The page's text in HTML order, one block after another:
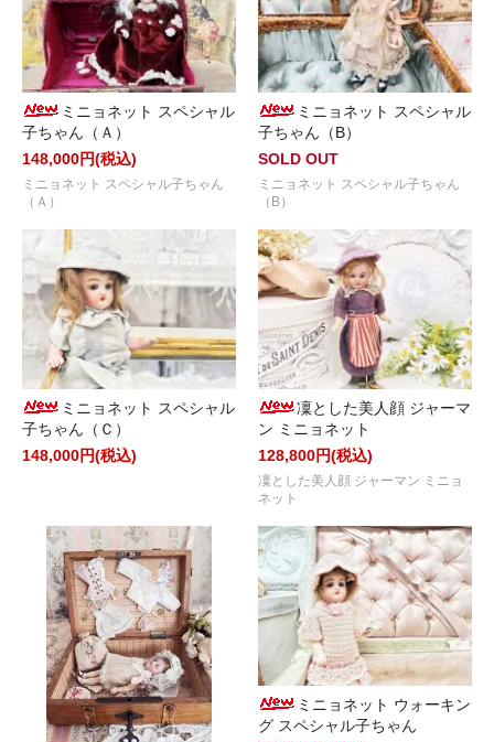
ミニョネット スペシャル
子ちゃん（Ａ）
148,000円(税込)
ミニョネット スペシャル子ちゃん
（Ａ）
ミニョネット スペシャル
子ちゃん（B）
SOLD OUT
ミニョネット スペシャル子ちゃん
（B）
ミニョネット スペシャル
子ちゃん（Ｃ）
148,000円(税込)
凜とした美人顔 ジャーマ
ン ミニョネット
128,800円(税込)
凜とした美人顔 ジャーマン ミニョ
ネット
ミニョネット ウォーキン
グ スペシャル子ちゃん